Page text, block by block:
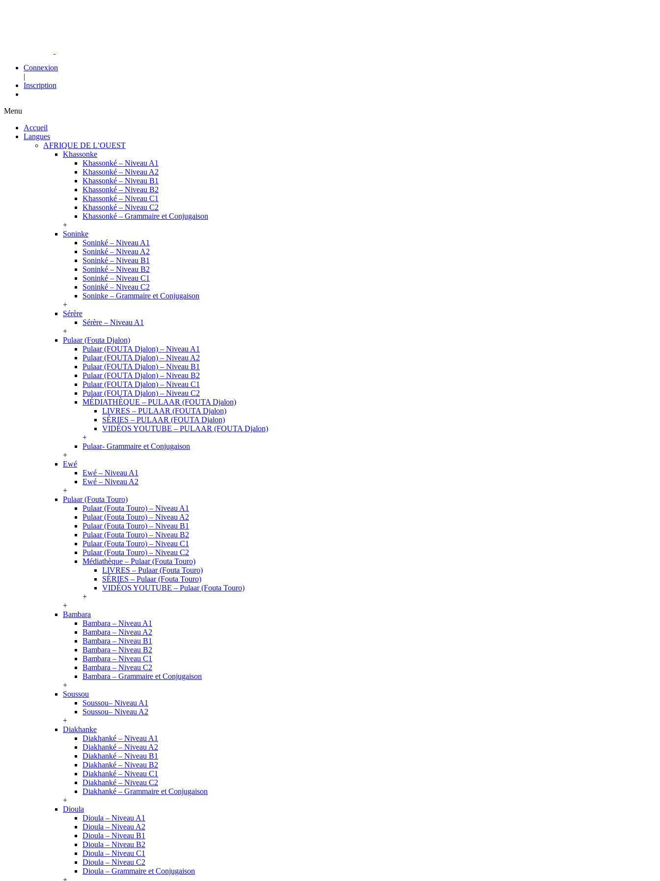
Connexion
|
Inscription
Menu
Accueil
Langues
AFRIQUE DE L’OUEST
Khassonke
Khassonké – Niveau A1
Khassonké – Niveau A2
Khassonké – Niveau B1
Khassonké – Niveau B2
Khassonké – Niveau C1
Khassonké – Niveau C2
Khassonké – Grammaire et Conjugaison
+
Soninke
Soninké – Niveau A1
Soninké – Niveau A2
Soninké – Niveau B1
Soninké – Niveau B2
Soninké – Niveau C1
Soninké – Niveau C2
Soninke – Grammaire et Conjugaison
+
Sérère
Sérère – Niveau A1
+
Pulaar (Fouta Djalon)
Pulaar (FOUTA Djalon) – Niveau A1
Pulaar (FOUTA Djalon) – Niveau A2
Pulaar (FOUTA Djalon) – Niveau B1
Pulaar (FOUTA Djalon) – Niveau B2
Pulaar (FOUTA Djalon) – Niveau C1
Pulaar (FOUTA Djalon) – Niveau C2
MÉDIATHÈQUE – PULAAR (FOUTA Djalon)
LIVRES – PULAAR (FOUTA Djalon)
SÉRIES – PULAAR (FOUTA Djalon)
VIDÉOS YOUTUBE – PULAAR (FOUTA Djalon)
+
Pulaar- Grammaire et Conjugaison
+
Ewé
Ewé – Niveau A1
Ewé – Niveau A2
+
Pulaar (Fouta Touro)
Pulaar (Fouta Touro) – Niveau A1
Pulaar (Fouta Touro) – Niveau A2
Pulaar (Fouta Touro) – Niveau B1
Pulaar (Fouta Touro) – Niveau B2
Pulaar (Fouta Touro) – Niveau C1
Pulaar (Fouta Touro) – Niveau C2
Médiathèque – Pulaar (Fouta Touro)
LIVRES – Pulaar (Fouta Touro)
SÉRIES – Pulaar (Fouta Touro)
VIDÉOS YOUTUBE – Pulaar (Fouta Touro)
+
+
Bambara
Bambara – Niveau A1
Bambara – Niveau A2
Bambara – Niveau B1
Bambara – Niveau B2
Bambara – Niveau C1
Bambara – Niveau C2
Bambara – Grammaire et Conjugaison
+
Soussou
Soussou– Niveau A1
Soussou– Niveau A2
+
Diakhanke
Diakhanké – Niveau A1
Diakhanké – Niveau A2
Diakhanké – Niveau B1
Diakhanké – Niveau B2
Diakhanké – Niveau C1
Diakhanké – Niveau C2
Diakhanké – Grammaire et Conjugaison
+
Dioula
Dioula – Niveau A1
Dioula – Niveau A2
Dioula – Niveau B1
Dioula – Niveau B2
Dioula – Niveau C1
Dioula – Niveau C2
Dioula – Grammaire et Conjugaison